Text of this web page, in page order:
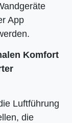
App
Komfort
Luftführung
die